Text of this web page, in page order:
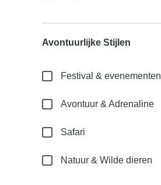
Avontuurlijke Stijlen
Festival & evenementen
Avontuur & Adrenaline
Safari
Natuur & Wilde dieren